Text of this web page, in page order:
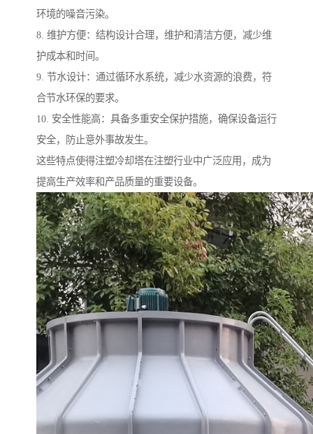
环境的噪音污染。
8. 维护方便：结构设计合理，维护和清洁方便，减少维
护成本和时间。
9. 节水设计：通过循环水系统，减少水资源的浪费，符
合节水环保的要求。
10. 安全性能高：具备多重安全保护措施，确保设备运行
安全，防止意外事故发生。
这些特点使得注塑冷却塔在注塑行业中广泛应用，成为
提高生产效率和产品质量的重要设备。